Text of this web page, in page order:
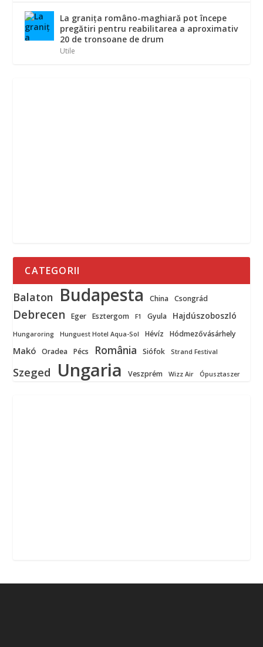
La graniţa româno-maghiară pot începe
pregătiri pentru reabilitarea a aproximativ
20 de tronsoane de drum
Utile
CATEGORII
Balaton Budapesta China Csongrád
Debrecen Eger Esztergom F1 Gyula Hajdúszoboszló
Hungaroring Hunguest Hotel Aqua-Sol Hévíz Hódmezővásárhely
Makó Oradea Pécs România Siófok Strand Festival
Szeged Ungaria Veszprém Wizz Air Ópusztaszer